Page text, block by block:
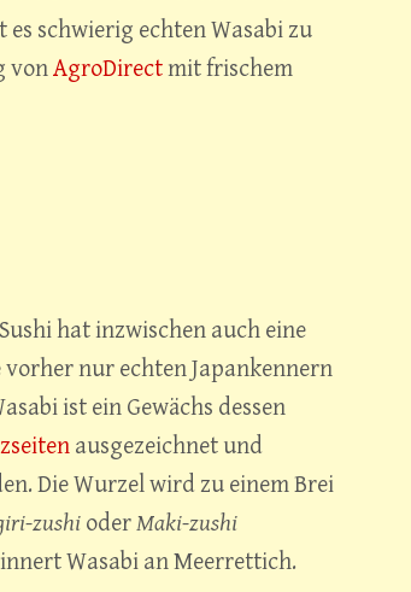
es schwierig echten Wasabi zu
vonAgroDirectmit frischem
hat inzwischen auch eine
nur echten Japankennern
ist ein Gewächs dessen
ausgezeichnet und
Die Wurzel wird zu einem Brei
zushi oderMaki-zushi
Wasabi an Meerrettich.